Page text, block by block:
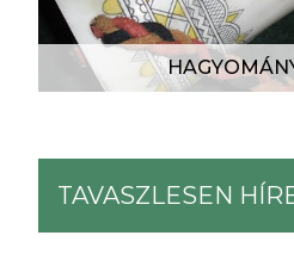
TAVASZLESEN